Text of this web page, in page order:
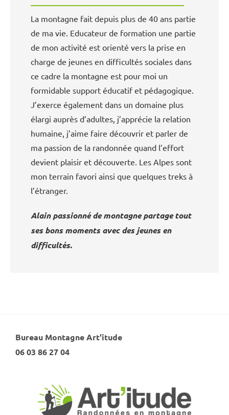
La montagne fait depuis plus de 40 ans partie
de ma vie. Educateur de formation une partie
de mon activité est orienté vers la prise en
charge de jeunes en difficultés sociales dans
ce cadre la montagne est pour moi un
formidable support éducatif et pédagogique.
J’exerce également dans un domaine plus
élargi auprès d’adultes, j’apprécie la relation
humaine, j’aime faire découvrir et parler de
ma passion de la randonnée quand l’effort
devient plaisir et découverte. Les Alpes sont
mon terrain favori ainsi que quelques treks à
l’étranger.
Alain passionné de montagne partage tout
ses bons moments avec des jeunes en
difficultés.
Bureau Montagne Art'itude
06 03 86 27 04